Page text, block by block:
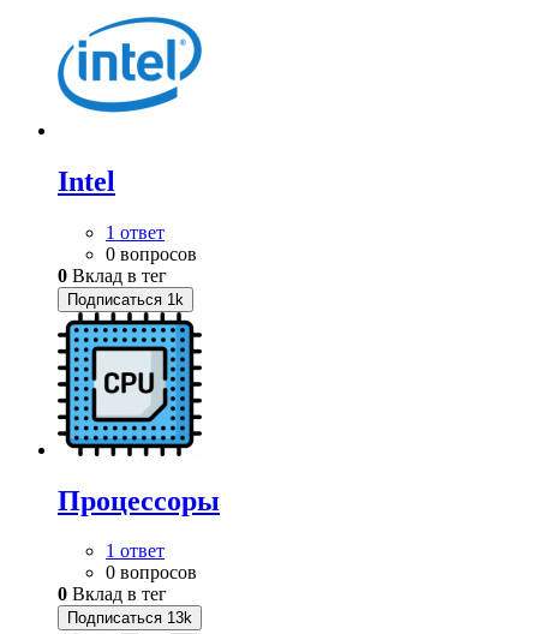
Intel
1 ответ
0 вопросов
0 Вклад в тег
Подписаться 1k
Процессоры
1 ответ
0 вопросов
0 Вклад в тег
Подписаться 13k